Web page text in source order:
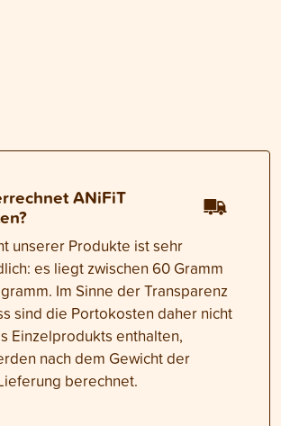
ANiFiT
unserer Produkte ist sehr
es liegt zwischen 60 Gramm
Im Sinne der Transparenz
sind die Portokosten daher nicht
Einzelprodukts enthalten,
nach dem Gewicht der
berechnet.